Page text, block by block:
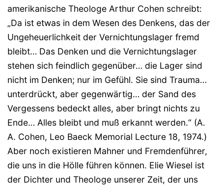
amerikanische Theologe Arthur Cohen schreibt:
„Da ist etwas in dem Wesen des Denkens, das der
Ungeheuerlichkeit der Vernichtungslager fremd
bleibt… Das Denken und die Vernichtungslager
stehen sich feindlich gegenüber… die Lager sind
nicht im Denken; nur im Gefühl. Sie sind Trauma…
unterdrückt, aber gegenwärtig… der Sand des
Vergessens bedeckt alles, aber bringt nichts zu
Ende… Alles bleibt und muß erkannt werden.“ (A.
A. Cohen, Leo Baeck Memorial Lecture 18, 1974.)
Aber noch existieren Mahner und Fremdenführer,
die uns in die Hölle führen können. Elie Wiesel ist
der Dichter und Theologe unserer Zeit, der uns